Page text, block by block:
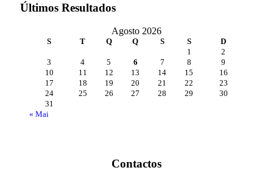
Últimos Resultados
Agosto 2026
S T Q Q S S D
« Mai
1
2
3
4 5 6 7 8
9
10
11 12 13 14 15
16
17
18 19 20 21 22
23
24
25 26 27 28 29
30
31
Contactos